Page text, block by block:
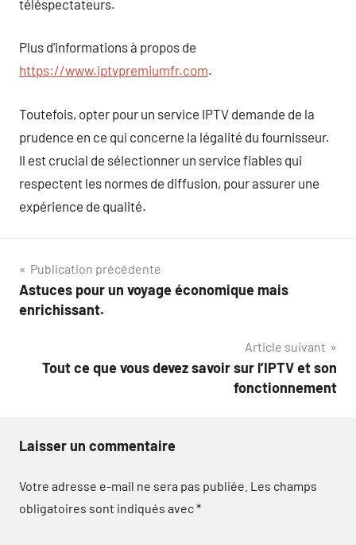
téléspectateurs.
Plus d’informations à propos de
https://www.iptvpremiumfr.com.
Toutefois, opter pour un service IPTV demande de la
prudence en ce qui concerne la légalité du fournisseur.
Il est crucial de sélectionner un service fiables qui
respectent les normes de diffusion, pour assurer une
expérience de qualité.
Navigation
de
Publication précédente
Astuces pour un voyage économique mais
enrichissant.
Article suivant
Tout ce que vous devez savoir sur l’IPTV et son
fonctionnement
Laisser un commentaire
Votre adresse e-mail ne sera pas publiée. Les champs
obligatoires sont indiqués avec*